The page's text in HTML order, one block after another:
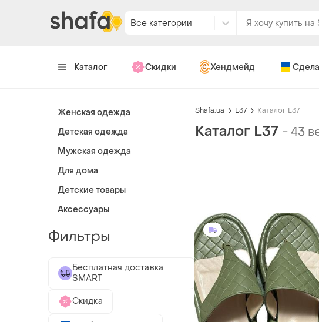
Все категории
Каталог Скидки Хендмейд
Shafa.ua L37 Каталог L37
Каталог L37 -43
Женская одежда
Детская одежда
Мужская одежда
Для дома
Детские товары
Аксессуары
Фильтры
Бесплатная доставка
SMART
Скидка